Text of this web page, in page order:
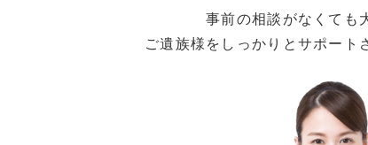
事前の相談がなくても
ご遺族様をしっかりとサポート